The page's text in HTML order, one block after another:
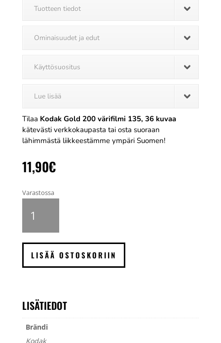
Tuotteen tiedot
Ominaisuudet ja edut
Käyttösuositus
Lue lisää
Tilaa Kodak Gold 200 värifilmi 135, 36 kuvaa
kätevästi verkkokaupasta tai osta suoraan
lähimmästä liikkeestämme ympäri Suomen!
11,90€
Varastossa
Gold
LISÄÄ OSTOSKORIIN
LISÄTIEDOT
Brändi
Kodak